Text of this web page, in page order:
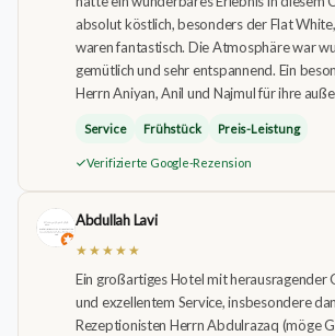
absolut köstlich, besonders der Flat
waren fantastisch. Die Atmosphäre war
gemütlich und sehr entspannend. Ein
Herrn Aniyan, Anil und Najmul für ihre
Service Frühstück Preis-Leistung
Verifizierte Google-Rezension
Abdullah Lavi
★★★★★
Ein großartiges Hotel mit herausragender
und exzellentem Service, insbesondere
Rezeptionisten Herrn Abdulrazaq (möge